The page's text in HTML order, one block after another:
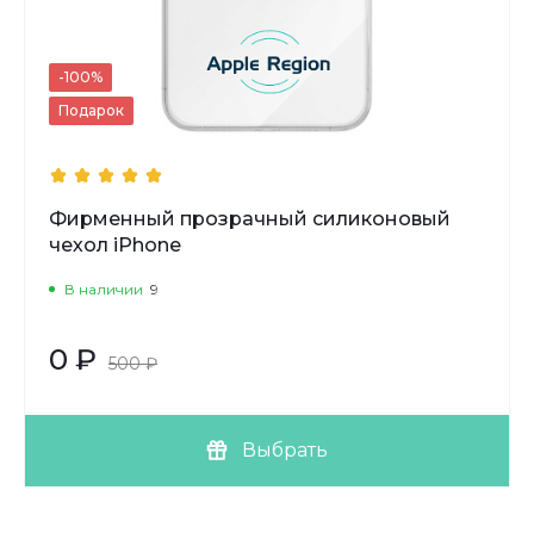
-100%
Подарок
Фирменный прозрачный силиконовый
чехол iPhone
В наличии 9
0 ₽ 500 ₽
Выбрать